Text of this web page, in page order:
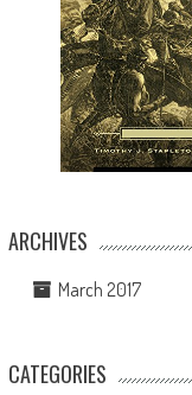
ARCHIVES
March 2017
CATEGORIES